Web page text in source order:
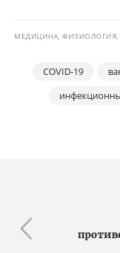
МЕДИЦИНА, ФИЗИОЛОГИЯ,
COVID-19